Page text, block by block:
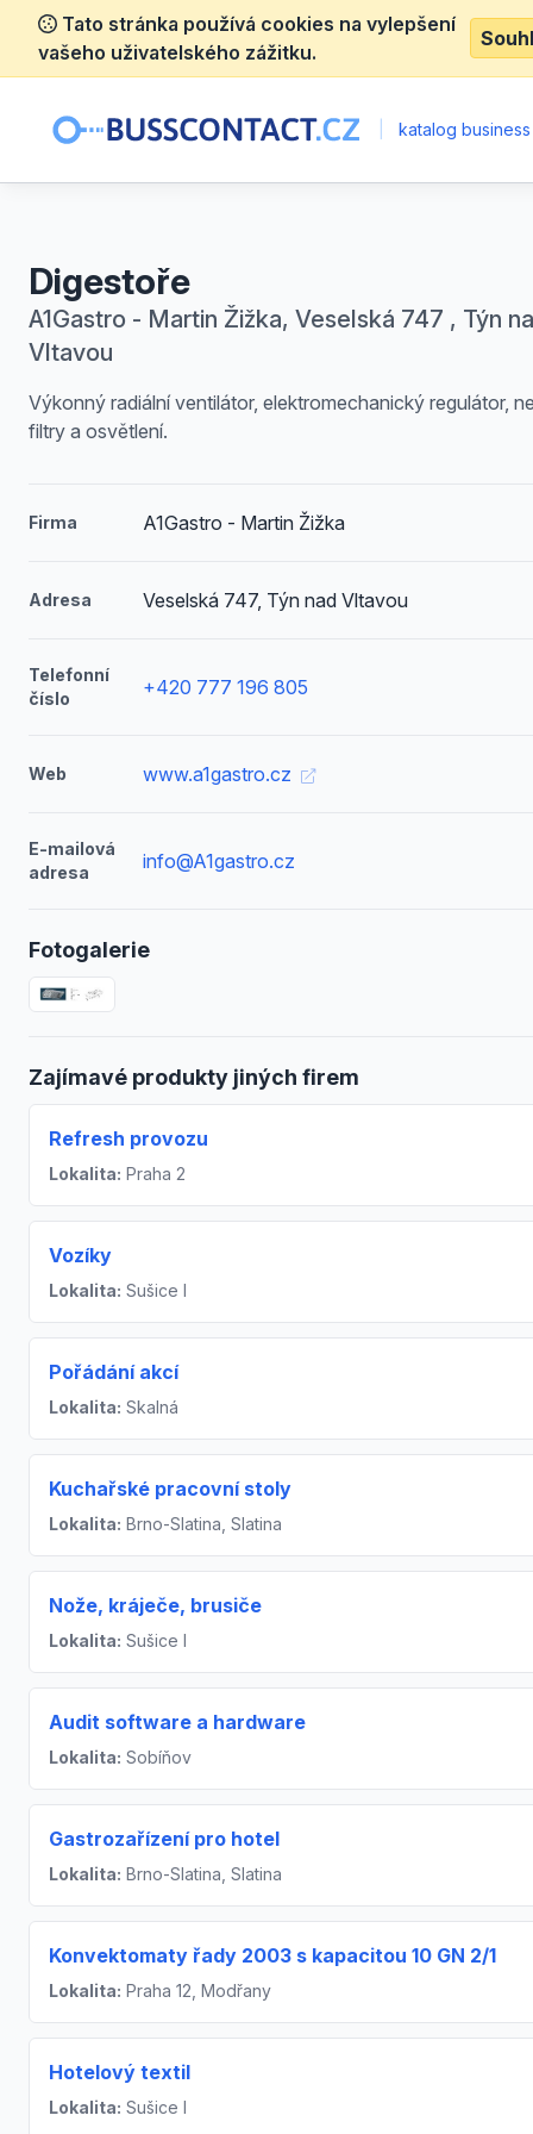
Tato stránka používá cookies na vylepšení
vašeho uživatelského zážitku.
katalog
Digestoře
A1Gastro - Martin Žižka, Veselská 747 , Týn
Vltavou
Výkonný radiální ventilátor, elektromechanický regulátor,
filtry a osvětlení.
Firma A1Gastro - Martin Žižka
Adresa Veselská 747, Týn nad Vltavou
Telefonní
číslo
+420 777 196 805
Web www.a1gastro.cz
E-mailová
adresa
info@A1gastro.cz
Fotogalerie
Zajímavé produkty jiných firem
Refresh provozu
Lokalita: Praha 2
Vozíky
Lokalita: Sušice I
Pořádání akcí
Lokalita: Skalná
Kuchařské pracovní stoly
Lokalita: Brno-Slatina, Slatina
Nože, kráječe, brusiče
Lokalita: Sušice I
Audit software a hardware
Lokalita: Sobíňov
Gastrozařízení pro hotel
Lokalita: Brno-Slatina, Slatina
Konvektomaty řady 2003 s kapacitou 10 GN 2/1
Lokalita: Praha 12, Modřany
Hotelový textil
Lokalita: Sušice I